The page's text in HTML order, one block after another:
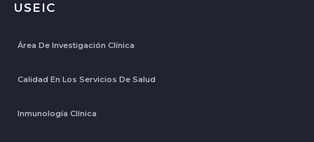
USEIC
Área De Investigación Clínica
Calidad En Los Servicios De Salud
Inmunología Clínica